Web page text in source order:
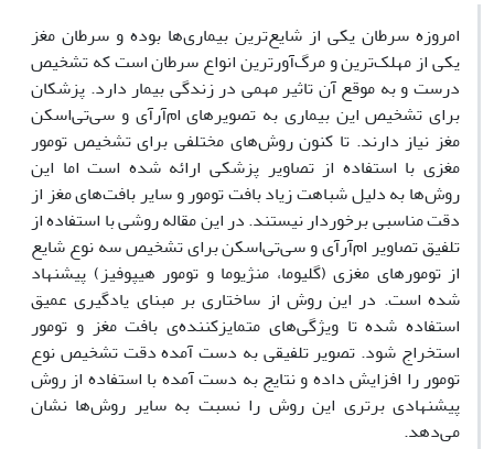
امروزه سرطان یکی از شایع‌ترین بیماری‌ها بوده و سرطان مغز
یکی از مهلک‌ترین و مرگ‌آورترین انواع سرطان است که تشخیص
درست و به موقع آن تاثیر مهمی در زندگی بیمار دارد. پزشکان
برای تشخیص این بیماری به تصویرهای ام‌آرآی و سی‌تی‌اسکن
مغز نیاز دارند. تا کنون روش‌های مختلفی برای تشخیص تومور
مغزی با استفاده از تصاویر پزشکی ارائه شده است اما این
روش‌ها به دلیل شباهت زیاد بافت تومور و سایر بافت‌های مغز از
دقت مناسبی برخوردار نیستند. در این مقاله روشی با استفاده از
تلفیق تصاویر ام‌آرآی و سی‌تی‌اسکن برای تشخیص سه نوع شایع
از تومورهای مغزی (گلیوما، منژیوما و تومور هیپوفیز) پیشنهاد
شده است. در این روش از ساختاری بر مبنای یادگیری عمیق
استفاده شده تا ویژگی‌های متمایزکننده‌ی بافت مغز و تومور
استخراج شود. تصویر تلفیقی به دست آمده دقت تشخیص نوع
تومور را افزایش داده و نتایج به دست آمده با استفاده از روش
پیشنهادی برتری این روش را نسبت به سایر روش‌ها نشان
می‌دهد.